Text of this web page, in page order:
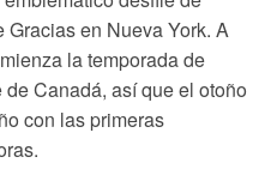
en Nueva York. A
la temporada de
Canadá, así que el otoño
con las primeras